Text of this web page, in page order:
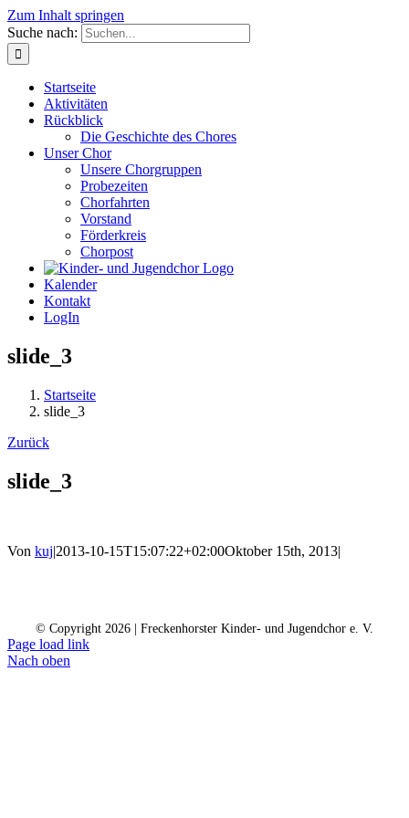
Zum Inhalt springen
Suche nach:
Startseite
Aktivitäten
Rückblick
Die Geschichte des Chores
Unser Chor
Unsere Chorgruppen
Probezeiten
Chorfahrten
Vorstand
Förderkreis
Chorpost
Kalender
Kontakt
LogIn
slide_3
Startseite
slide_3
Zurück
slide_3
Von kuj|2013-10-15T15:07:22+02:00Oktober 15th, 2013|
© Copyright 2026 | Freckenhorster Kinder- und Jugendchor e. V.
Page load link
Nach oben